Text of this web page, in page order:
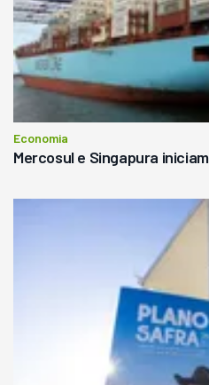
Economia
Mercosul e Singapura